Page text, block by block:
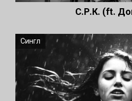
С.Р.К. (ft.
Сингл